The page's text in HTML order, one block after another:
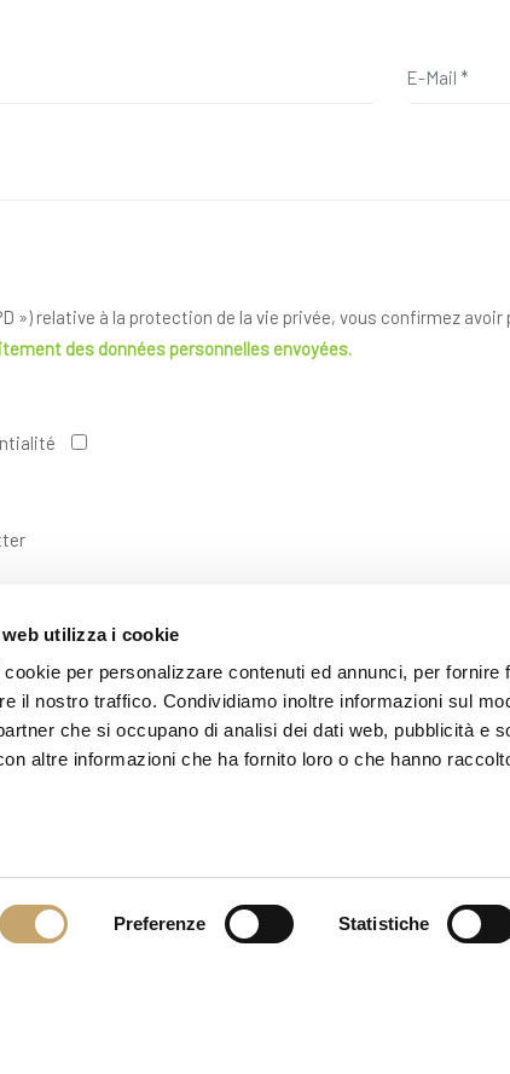
utilizza i cookie
per personalizzare contenuti ed annunci, per fornire
il nostro traffico. Condividiamo inoltre informazioni sul
che si occupano di analisi dei dati web, pubblicità e
altre informazioni che ha fornito loro o che hanno
Preferenze Statistiche
») relative à la protection de la vie privée, vous confirmez
des données personnelles envoyées.
ENVOYER
Les champs avec * sont